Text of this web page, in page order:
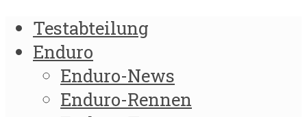
Testabteilung
Enduro
Enduro-News
Enduro-Rennen